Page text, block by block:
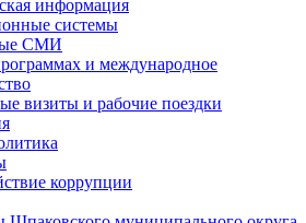
информация
системы
СМИ
и международное
визиты и рабочие поездки
коррупции